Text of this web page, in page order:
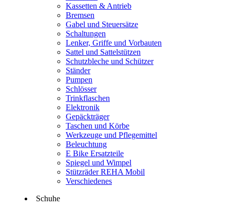
Kassetten & Antrieb
Bremsen
Gabel und Steuersätze
Schaltungen
Lenker, Griffe und Vorbauten
Sattel und Sattelstützen
Schutzbleche und Schützer
Ständer
Pumpen
Schlösser
Trinkflaschen
Elektronik
Gepäckträger
Taschen und Körbe
Werkzeuge und Pflegemittel
Beleuchtung
E Bike Ersatzteile
Spiegel und Wimpel
Stützräder REHA Mobil
Verschiedenes
Schuhe